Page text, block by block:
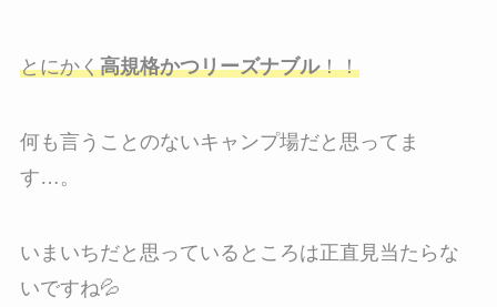
とにかく高規格かつリーズナブル！！
何も言うことのないキャンプ場だと思ってま
す…。
いまいちだと思っているところは正直見当たらな
いですね💦